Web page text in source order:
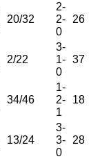
20/32
2-
2-
0
26
2/22
3-
1-
0
37
34/46
1-
2-
1
18
13/24
3-
3-
0
28